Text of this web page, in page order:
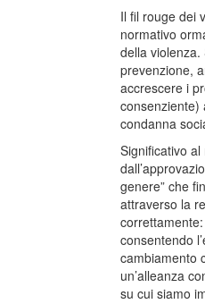
Il fil rouge dei
normativo
della violenza.
prevenzione,
accrescere i
consenziente)
condanna
Significativo
genere” che
attraverso la
consentendo
cambiamento
un’alleanza
su cui siamo